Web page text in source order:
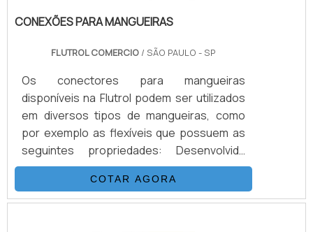
CONEXÕES PARA MANGUEIRAS
FLUTROL COMERCIO / SÃO PAULO - SP
Os conectores para mangueiras
disponíveis na Flutrol podem ser utilizados
em diversos tipos de mangueiras, como
por exemplo as flexíveis que possuem as
seguintes propriedades: Desenvolvida
para alta e altíssimas pressões (3.200 Bar).
Excelentes características de vazão. Baixa
expansão volumétrica. Excepcional
COTAR AGORA